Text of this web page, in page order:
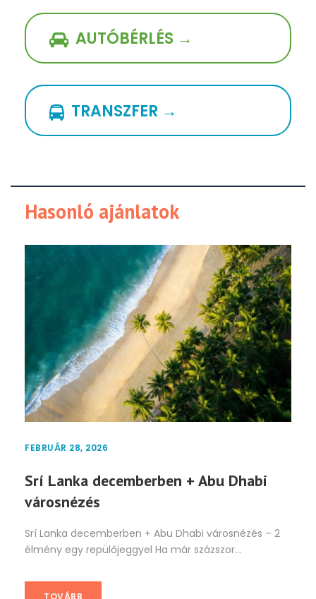
AUTÓBÉRLÉS →
TRANSZFER →
Hasonló ajánlatok
FEBRUÁR 28, 2026
Srí Lanka decemberben + Abu Dhabi
városnézés
Srí Lanka decemberben + Abu Dhabi városnézés – 2
élmény egy repülőjeggyel Ha már százszor...